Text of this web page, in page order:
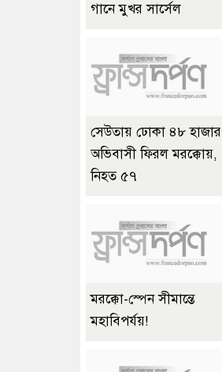
গানে মুখর সার্সেল
সেউতায় ঢোকা ৪৮ হাজার
অভিবাসী ফিরল মরক্কোয়,
নিহত ৫৭
মরক্কো-স্পেন সীমান্তে
মহাবিপর্যয়!